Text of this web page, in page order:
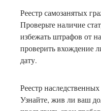
Реестр самозанятых
Проверьте наличие
избежать штрафов от
проверить вхождение
дату.
Реестр
Узнайте, жив ли ваш